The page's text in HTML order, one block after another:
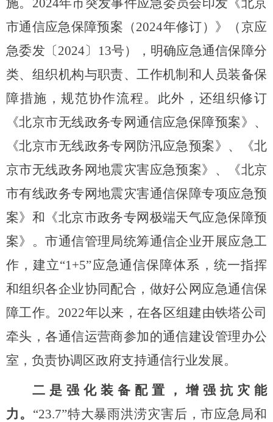
施。 2024年市突发事件应急委员会印发 《北京
市通信应急保障预案 （2024年修订） 》
（京应
急委发〔2024〕13号），明确应急通信保障分
类、组织机构与职责、工作机制和人员装备保
障措施，规范协作流程。此外，还组织修订
《北京市无线政务专网通信应急保障预案》、
《北京市无线政务专网防汛应急预案》、《北
京市无线政务网地震灾害应急预案》、《北京
市有线政务专网地震灾害通信保障专项应急预
案》和《北京市政务专网极端天气应急保障预
案》。市通信管理局统筹通信企业开展应急工
作，建立“1+5”应急通信保障体系，统一指挥
和组织各企业协同配合，做好公网应急通信保
障工作。 2022年以来，在各区组建由铁塔公司
牵头，各通信运营商参加的通信建设管理办公
室，负责协调区政府支持通信行业发展。
二是强化装备配置，增强抗灾能
力。 “23.7”特大暴雨洪涝灾害后，市应急局和